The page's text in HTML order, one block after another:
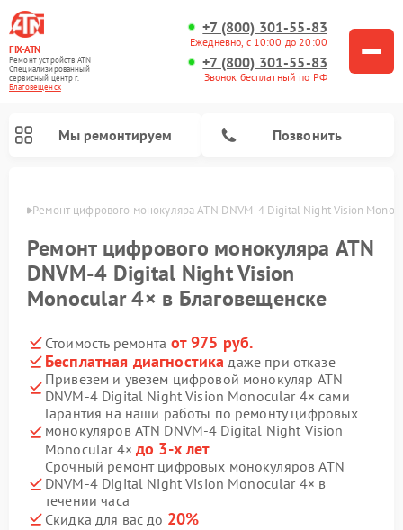
FIX-ATN
Ремонт устройств ATN
Специализированный
cервисный центр г.
Благовещенск
+7 (800) 301-55-83
Ежедневно, с 10:00 до 20:00
+7 (800) 301-55-83
Звонок бесплатный по РФ
Мы ремонтируем Позвонить
Ремонт цифрового монокуляра ATN DNVM-4 Digital Night Vision
Ремонт цифрового монокуляра ATN
DNVM-4 Digital Night Vision
Monocular 4× в Благовещенске
Стоимость ремонта от 975 руб.
Бесплатная диагностика даже при отказе
Привезем и увезем цифровой монокуляр ATN
DNVM-4 Digital Night Vision Monocular 4× сами
Гарантия на наши работы по ремонту цифровых
монокуляров ATN DNVM-4 Digital Night Vision
Monocular 4× до 3-х лет
Срочный ремонт цифровых монокуляров ATN
DNVM-4 Digital Night Vision Monocular 4× в
течении часа
Скидка для вас до 20%